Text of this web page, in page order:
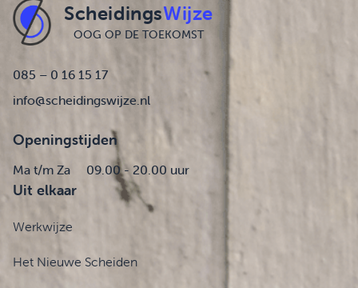
ScheidingsWijze
OOG OP DE TOEKOMST
085 – 0 16 15 17
info@scheidingswijze.nl
Openingstijden
Ma t/m Za 09.00 - 20.00 uur
Uit elkaar
Werkwijze
Het Nieuwe Scheiden